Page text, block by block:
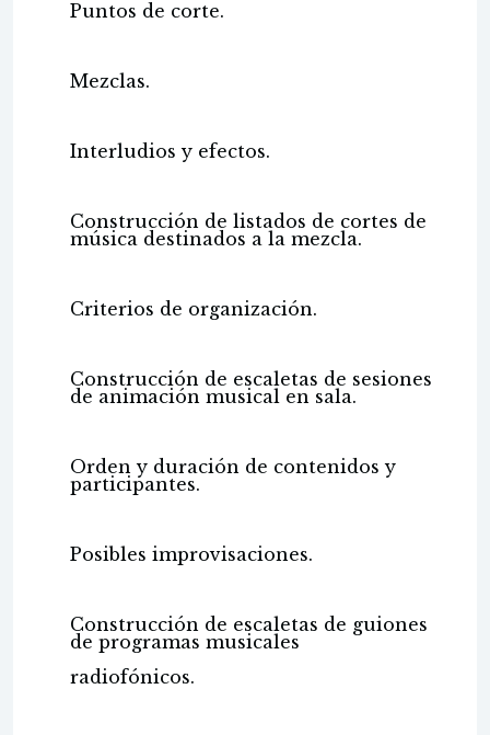
Puntos de corte.
Mezclas.
Interludios y efectos.
Construcción de listados de cortes de
música destinados a la mezcla.
Criterios de organización.
Construcción de escaletas de sesiones
de animación musical en sala.
Orden y duración de contenidos y
participantes.
Posibles improvisaciones.
Construcción de escaletas de guiones
de programas musicales
radiofónicos.